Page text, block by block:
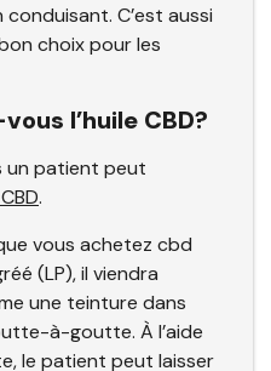
C’est aussi
choix pour les
l’huile CBD?
un patient peut
.
vous achetez cbd
(LP), il viendra
une teinture dans
à-goutte. À l’aide
le patient peut laisser